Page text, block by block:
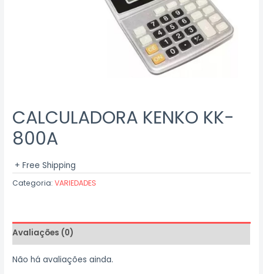
CALCULADORA KENKO KK-
800A
+ Free Shipping
Categoria:VARIEDADES
Avaliações (0)
Não há avaliações ainda.